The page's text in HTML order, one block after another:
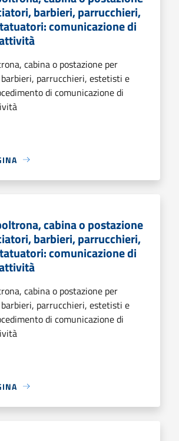
barbieri, parrucchieri,
comunicazione di
cabina o postazione per
parrucchieri, estetisti e
di comunicazione di
cabina o postazione
barbieri, parrucchieri,
comunicazione di
cabina o postazione per
parrucchieri, estetisti e
di comunicazione di